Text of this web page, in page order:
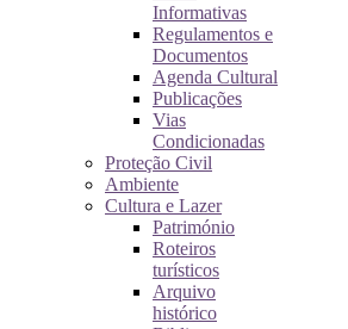
Informativas
Regulamentos e
Documentos
Agenda Cultural
Publicações
Vias
Condicionadas
Proteção Civil
Ambiente
Cultura e Lazer
Património
Roteiros
turísticos
Arquivo
histórico